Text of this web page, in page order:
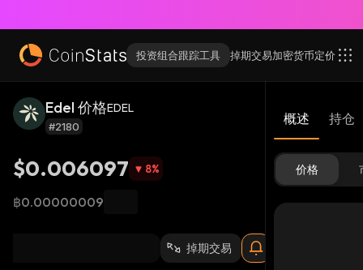
投资组合跟踪工具 掉期交易加密货币定价
Edel 价格EDEL
#2180
$0.006097 8%
฿0.00000009
掉期交易
概述 持仓
价格